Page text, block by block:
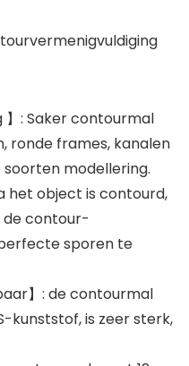
】: Saker contourmal
ronde frames, kanalen
modellering.
het object is contourd,
de contour-
sporen te
】: de contourmal
kunststof, is zeer sterk,